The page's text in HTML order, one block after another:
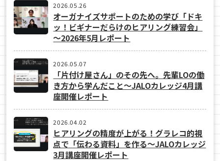
2026.05.26
オーガナイズサポートのための学び「ドキ
ッ！ビギナーだらけのヒアリング練習会」
～2026年5月レポート
2026.05.07
「片付け屋さん」のその先へ。先輩LOの働
き方から学んだこと〜JALOカレッジ4月講
座開催レポート
2026.04.02
ヒアリングの精度が上がる！グラレコ的視
点で「伝わる資料」を作る〜JALOカレッジ
3月講座開催レポート